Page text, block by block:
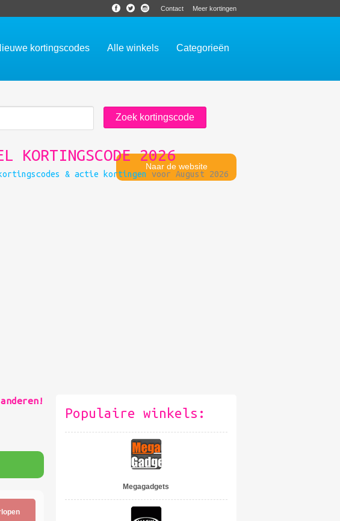
Contact Meer kortingen
kortingscodes Alle winkels Categorieën
KORTINGSCODE 2026
& actie kortingen voor August 2026
Naar de website
Populaire winkels:
Megagadgets